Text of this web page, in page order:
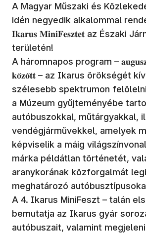
A Magyar Műszaki és
idén negyedik alkalommal
𝐈𝐤𝐚𝐫𝐮𝐬 𝐌𝐢𝐧𝐢𝐅𝐞𝐬𝐳𝐭𝐞𝐭 az Északi
területén!
A háromnapos program –
𝐤𝐨̈𝐳𝐨̈𝐭𝐭 – az Ikarus örökségét
szélesebb spektrumon
a Múzeum gyűjteményébe
autóbuszokkal, műtárgyakkal,
vendégjárművekkel, amelyek
képviselik a máig
márka példátlan történetét,
aranykorának közforgalmát
meghatározó
A 4. Ikarus MiniFeszt – talán
bemutatja az Ikarus gyár
autóbuszait, valamint